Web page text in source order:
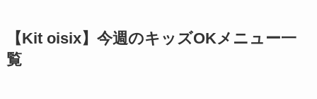
【Kit oisix】今週のキッズOKメニュー一
覧